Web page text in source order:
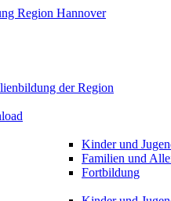
der Region
Kinder und
Familien und
Fortbildung